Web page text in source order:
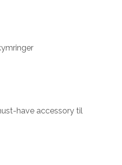
have accessory til